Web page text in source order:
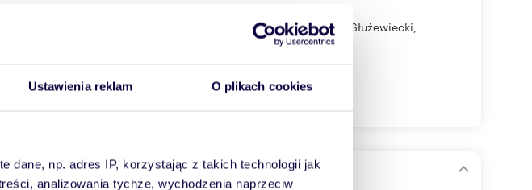
Ustawienia reklam O plikach cookies
dane, np. adres IP, korzystając z takich technologii jak
analizowania tychże, wychodzenia naprzeciw
apartament z malowniczym widokiem na zieleń oraz Potok Służewiecki,
z panoramicznymi oknami